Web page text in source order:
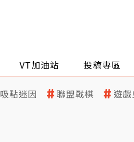
VT加油站 投稿專區
吸點迷因 聯盟戰棋 遊